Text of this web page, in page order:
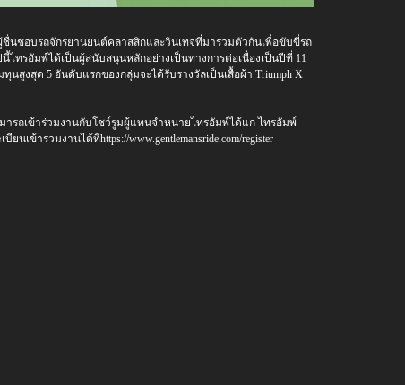
ชื่นชอบรถจักรยานยนต์คลาสสิกและวินเทจที่มารวมตัวกันเพื่อขับขี่รถ
ไทรอัมพ์ได้เป็นผู้สนับสนุนหลักอย่างเป็นทางการต่อเนื่องเป็นปีที่ 11
นสูงสุด 5 อันดับแรกของกลุ่มจะได้รับรางวัลเป็นเสื้อผ้า Triumph X
รถเข้าร่วมงานกับโชว์รูมผู้แทนจำหน่ายไทรอัมพ์ได้แก่ ไทรอัมพ์
าร่วมงานได้ที่https://www.gentlemansride.com/register